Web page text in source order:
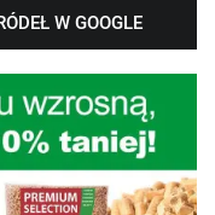
W GOOGLE